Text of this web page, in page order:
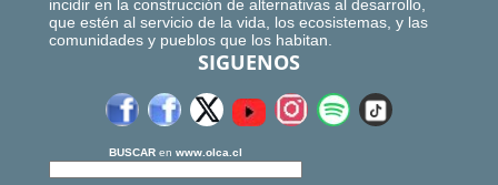
incidir en la construcción de alternativas al desarrollo,
que estén al servicio de la vida, los ecosistemas, y las
comunidades y pueblos que los habitan.
SIGUENOS
BUSCAR en www.olca.cl